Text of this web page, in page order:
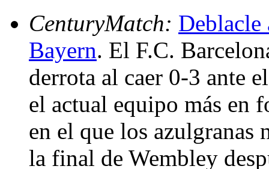
CenturyMatch: Deblacle
Bayern. El F.C.
derrota al caer 0-3 ante
el actual equipo más en
en el que los azulgranas
la final de Wembley